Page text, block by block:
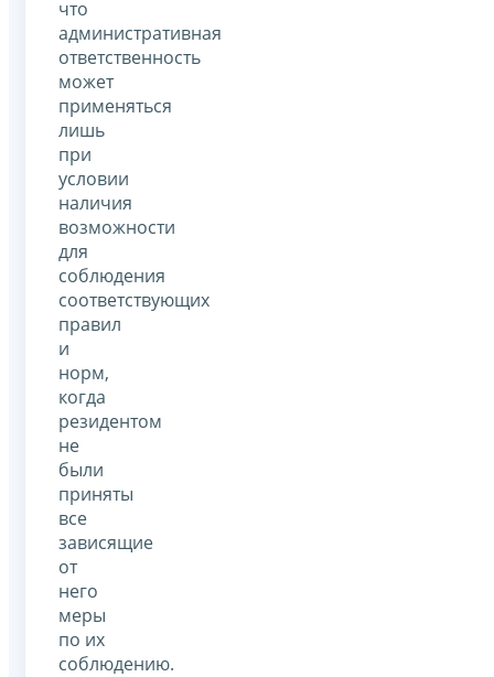
что
административная
ответственность
может
применяться
лишь
при
условии
наличия
возможности
для
соблюдения
соответствующих
правил
и
норм,
когда
резидентом
не
были
приняты
все
зависящие
от
него
меры
по их
соблюдению.